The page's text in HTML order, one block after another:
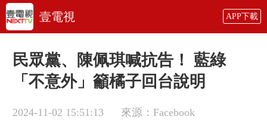
壹電視 APP下載
民眾黨、陳佩琪喊抗告！ 藍綠
「不意外」籲橘子回台說明
2024-11-02 15:51:13 來源：Facebook